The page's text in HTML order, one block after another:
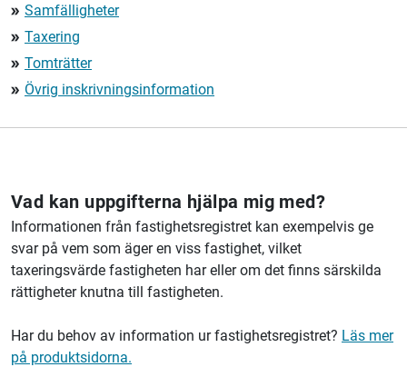
double_arrow Samfälligheter
double_arrow Taxering
double_arrow Tomträtter
double_arrow Övrig inskrivningsinformation
Vad kan uppgifterna hjälpa mig med?
Informationen från fastighetsregistret kan exempelvis ge
svar på vem som äger en viss fastighet, vilket
taxeringsvärde fastigheten har eller om det finns särskilda
rättigheter knutna till fastigheten.
Har du behov av information ur fastighetsregistret? Läs mer
på produktsidorna.